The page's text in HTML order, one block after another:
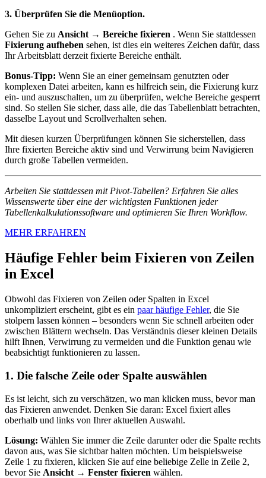
3. Überprüfen Sie die Menüoption.
Gehen Sie zu Ansicht → Bereiche fixieren . Wenn Sie stattdessen
Fixierung aufheben sehen, ist dies ein weiteres Zeichen dafür, dass
Ihr Arbeitsblatt derzeit fixierte Bereiche enthält.
Bonus-Tipp: Wenn Sie an einer gemeinsam genutzten oder
komplexen Datei arbeiten, kann es hilfreich sein, die Fixierung kurz
ein- und auszuschalten, um zu überprüfen, welche Bereiche gesperrt
sind. So stellen Sie sicher, dass alle, die das Tabellenblatt betrachten,
dasselbe Layout und Scrollverhalten sehen.
Mit diesen kurzen Überprüfungen können Sie sicherstellen, dass
Ihre fixierten Bereiche aktiv sind und Verwirrung beim Navigieren
durch große Tabellen vermeiden.
Arbeiten Sie stattdessen mit Pivot-Tabellen? Erfahren Sie alles
Wissenswerte über eine der wichtigsten Funktionen jeder
Tabellenkalkulationssoftware und optimieren Sie Ihren Workflow.
MEHR ERFAHREN
Häufige Fehler beim Fixieren von Zeilen
in Excel
Obwohl das Fixieren von Zeilen oder Spalten in Excel
unkompliziert erscheint, gibt es ein paar häufige Fehler, die Sie
stolpern lassen können – besonders wenn Sie schnell arbeiten oder
zwischen Blättern wechseln. Das Verständnis dieser kleinen Details
hilft Ihnen, Verwirrung zu vermeiden und die Funktion genau wie
beabsichtigt funktionieren zu lassen.
1. Die falsche Zeile oder Spalte auswählen
Es ist leicht, sich zu verschätzen, wo man klicken muss, bevor man
das Fixieren anwendet. Denken Sie daran: Excel fixiert alles
oberhalb und links von Ihrer aktuellen Auswahl.
Lösung: Wählen Sie immer die Zeile darunter oder die Spalte rechts
davon aus, was Sie sichtbar halten möchten. Um beispielsweise
Zeile 1 zu fixieren, klicken Sie auf eine beliebige Zelle in Zeile 2,
bevor Sie Ansicht → Fenster fixieren wählen.